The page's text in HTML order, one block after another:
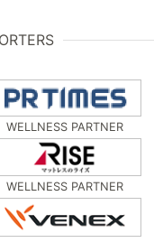
WELLNESS PARTNER
WELLNESS PARTNER